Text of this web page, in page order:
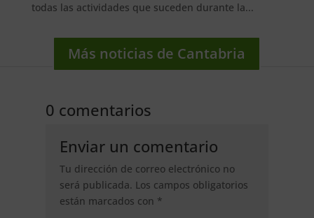
todas las actividades que suceden durante la...
Más noticias de Cantabria
0 comentarios
Enviar un comentario
Tu dirección de correo electrónico no
será publicada. Los campos obligatorios
están marcados con *